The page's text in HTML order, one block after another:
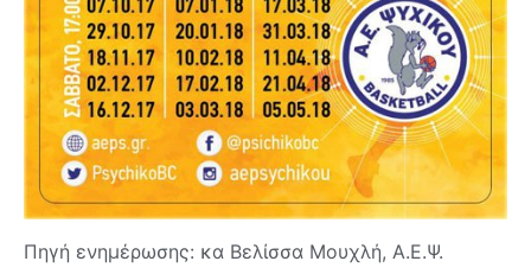
Πηγή ενημέρωσης: κα Βελίσσα Μουχλή, Α.Ε.Ψ.